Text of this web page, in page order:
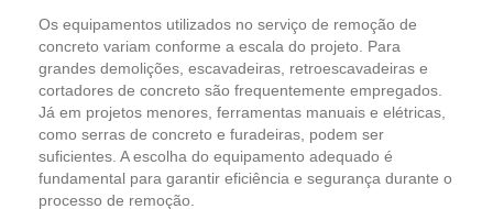
Os equipamentos utilizados no serviço de remoção de
concreto variam conforme a escala do projeto. Para
grandes demolições, escavadeiras, retroescavadeiras e
cortadores de concreto são frequentemente empregados.
Já em projetos menores, ferramentas manuais e elétricas,
como serras de concreto e furadeiras, podem ser
suficientes. A escolha do equipamento adequado é
fundamental para garantir eficiência e segurança durante o
processo de remoção.